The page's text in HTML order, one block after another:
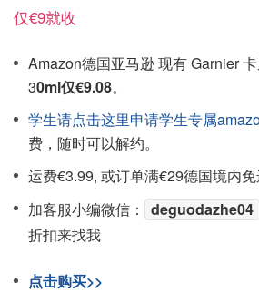
仅€9就收
Amazon德国亚马逊 现有 Garnier
30ml仅€9.08。
学生请点击这里申请学生专属
费，随时可以解约。
运费€3.99, 或订单满€29德国境内免
加客服小编微信：
deguodazhe04
折扣来找我
点击购买>>